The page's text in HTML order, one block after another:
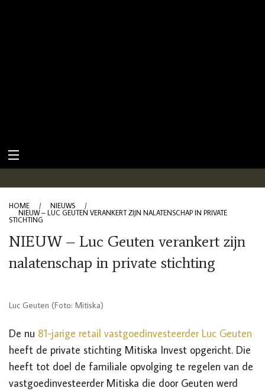
HOME / NIEUWS
/
NIEUW – LUC GEUTEN VERANKERT ZIJN NALATENSCHAP IN PRIVATE
STICHTING
NIEUW – Luc Geuten verankert zijn
nalatenschap in private stichting
Luc Geuten (Foto: Mitiska)
De nu 81-jarige retail vastgoedinvesteerder Luc Geuten
heeft de private stichting Mitiska Invest opgericht. Die
heeft tot doel de familiale opvolging te regelen van de
vastgoedinvesteerder Mitiska die door Geuten werd